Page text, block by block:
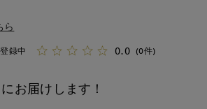
ら
録中 0.0 (0件)
にお届けします！